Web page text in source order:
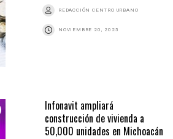
REDACCIÓN CENTRO URBANO
NOVIEMBRE 20, 2025
Infonavit ampliará
construcción de vivienda a
50,000 unidades en Michoacán